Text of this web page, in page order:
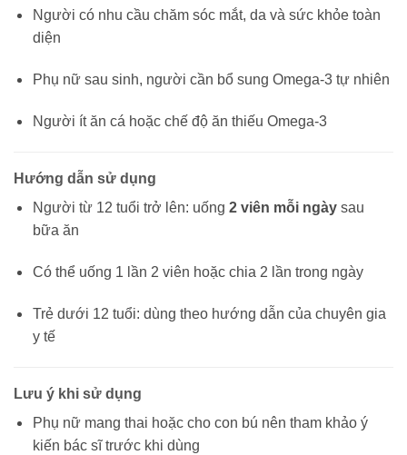
Người có nhu cầu chăm sóc mắt, da và sức khỏe toàn
diện
Phụ nữ sau sinh, người cần bổ sung Omega-3 tự nhiên
Người ít ăn cá hoặc chế độ ăn thiếu Omega-3
Hướng dẫn sử dụng
Người từ 12 tuổi trở lên: uống 2 viên mỗi ngàysau
bữa ăn
Có thể uống 1 lần 2 viên hoặc chia 2 lần trong ngày
Trẻ dưới 12 tuổi: dùng theo hướng dẫn của chuyên gia
y tế
Lưu ý khi sử dụng
Phụ nữ mang thai hoặc cho con bú nên tham khảo ý
kiến bác sĩ trước khi dùng